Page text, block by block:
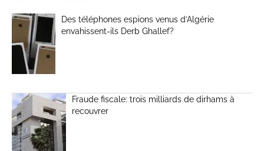
Des téléphones espions venus d’Algérie
envahissent-ils Derb Ghallef?
Fraude fiscale: trois milliards de dirhams à
recouvrer